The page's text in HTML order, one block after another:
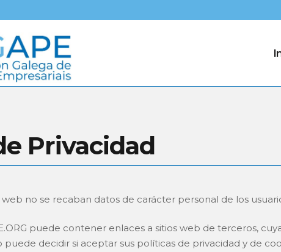
Privacidad
no se recaban datos de carácter personal de los
puede contener enlaces a sitios web de terceros,
puede decidir si aceptar sus políticas de privacidad y de